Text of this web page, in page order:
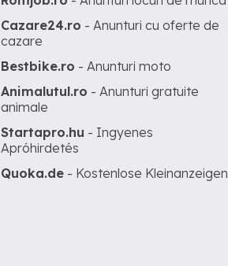
Cazare24.ro - Anunturi cu oferte de
cazare
Bestbike.ro - Anunturi moto
Animalutul.ro - Anunturi gratuite
animale
Startapro.hu - Ingyenes
Apróhirdetés
Quoka.de - Kostenlose Kleinanzeigen